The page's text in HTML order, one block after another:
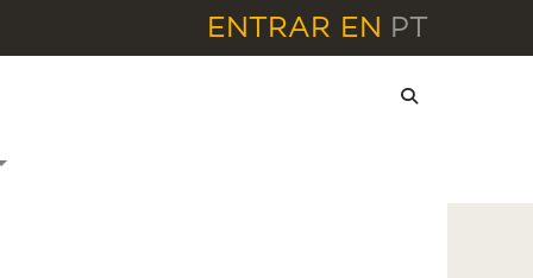
ENTRAR EN PT